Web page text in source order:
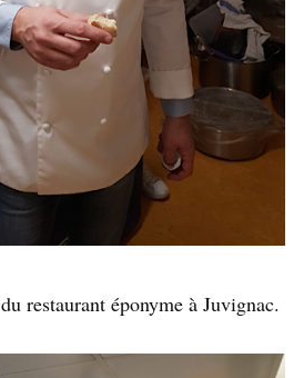
du restaurant éponyme à Juvignac.